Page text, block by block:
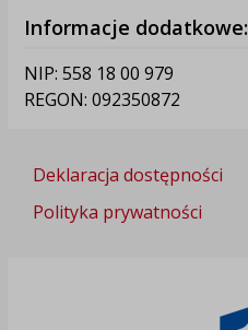
Informacje dodatkowe:
NIP: 558 18 00 979
REGON: 092350872
Deklaracja dostępności
Polityka prywatności